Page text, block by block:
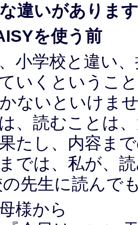
違いがありま
を使う前
小学校と違い
いくというこ
ないといけま
、読むことは
たし、内容ま
では、私が、
の先生に読んで
様から